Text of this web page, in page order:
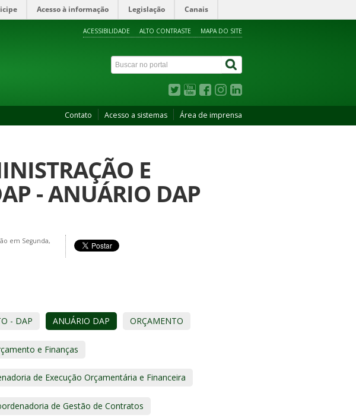
Acesso à informação Legislação Canais
ACESSIBILIDADE ALTO CONTRASTE MAPA DO SITE
Contato Acesso a sistemas Área de imprensa
E
- ANUÁRIO DAP
em Segunda,
- DAP ANUÁRIO DAP ORÇAMENTO
e Finanças
de Execução Orçamentária e Financeira
de Gestão de Contratos